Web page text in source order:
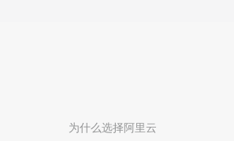
为什么选择阿里云